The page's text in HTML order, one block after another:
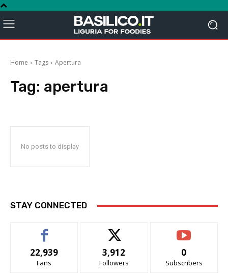
Home Tags Apertura
Tag: apertura
No posts to display
STAY CONNECTED
22,939
Fans
3,912
Followers
0
Subscribers